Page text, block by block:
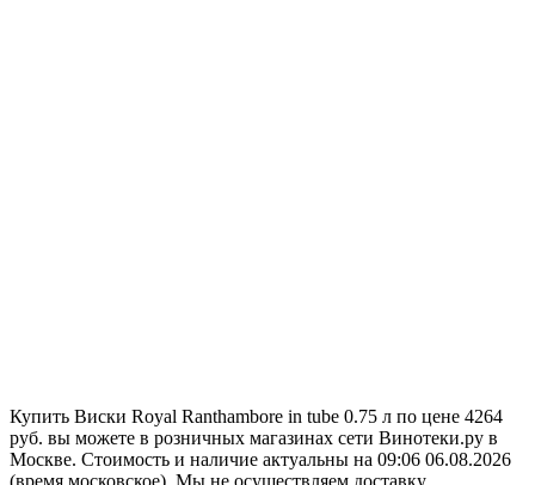
Купить Виски Royal Ranthambore in tube 0.75 л по цене 4264
руб. вы можете в розничных магазинах сети Винотеки.ру в
Москве. Стоимость и наличие актуальны на 09:06 06.08.2026
(время московское). Мы не осуществляем доставку